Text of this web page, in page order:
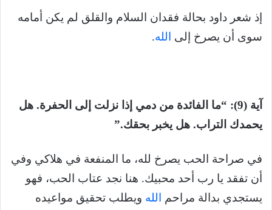
إذ شعر داود بحالة فقدان السلام والقلق لم يكن أمامه
سوى أن يصرخ إلى
الله.
آية (9): “ما الفائدة من دمي إذا نزلت إلى الحفرة. هل
يحمدك التراب. هل يخبر بحقك.”
في صراحة الحب يصرخ لله، ما المنفعة في هلاكي وفي
أن تفقد يا رب أحد محبيك. هنا نجد عتاب الحب، فهو
يستجدي بدالة مراحم
الله ويطلب تحقيق مواعيده